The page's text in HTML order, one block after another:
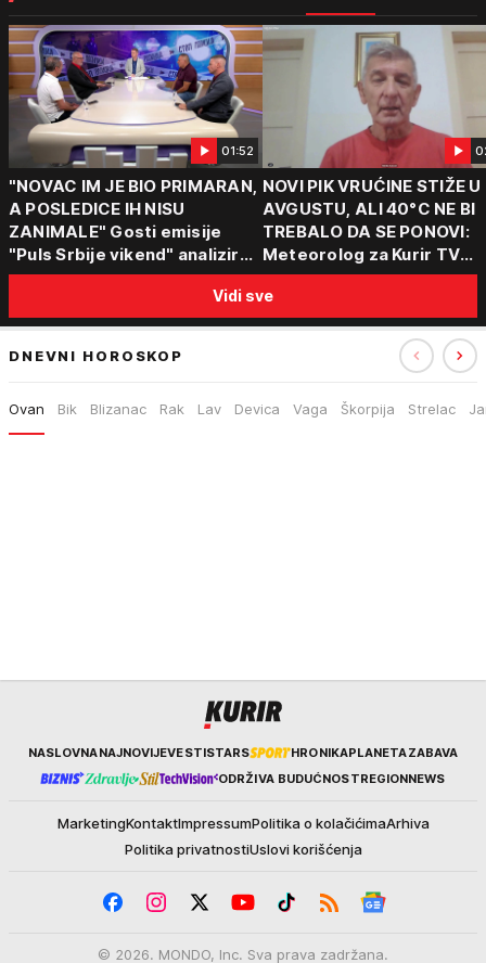
01:52
"NOVAC IM JE BIO PRIMARAN,
A POSLEDICE IH NISU
ZANIMALE" Gosti emisije
"Puls Srbije vikend" analizirali
slučajeve koji su potresli
Srbiju: Zločin se ne isplati
NOVI PIK VRUĆINE STIŽE U
AVGUSTU, ALI 40°C NE BI
TREBALO DA SE PONOVI:
Meteorolog za Kurir TV
objasnio šta nas čeka:
za ozbiljne padavine su
Vidi sve
DNEVNI HOROSKOP
Ovan Bik Blizanac Rak Lav Devica Vaga Škorpija Strelac
KurirNASLOVNANAJNOVIJEVESTISTARS HRONIKAPLANETAZABAVA
ODRŽIVA BUDUĆNOSTREGIONNEWS
MarketingKontaktImpressumPolitika o kolačićimaArhiva
Politika privatnostiUslovi korišćenja
© 2026. MONDO, Inc. Sva prava zadržana.